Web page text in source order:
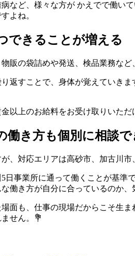
など、様々な方が かえでで働い
よね。
できることが増える
販の袋詰めや発送、検品業務な
返すことで、身体が覚えていき
以上のお給料をお受け取りいた
働き方も個別に相談
、対応エリアは高砂市、加古川市
日事業所に通って働くことが基準
働き方が自分に合っているのか
面も、仕事の現場だからこそ生
せん。💐